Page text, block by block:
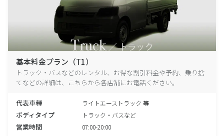
基本料金プラン（T1）
トラック・バスなどのレンタル、お得な割引料金や予約、乗り捨
てなどの詳細は、こちらから各店舗にお電話ください。
代表車種 ライトエーストラック 等
ボディタイプ トラック・バスなど
営業時間 07:00-20:00